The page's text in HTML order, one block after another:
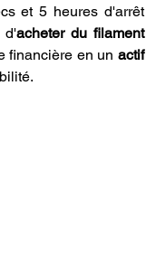
et 5 heures d'arrêt
d'acheter du filament
financière en un actif